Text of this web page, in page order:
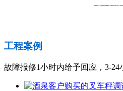
工程案例
故障报修1小时内给予回应，3-24